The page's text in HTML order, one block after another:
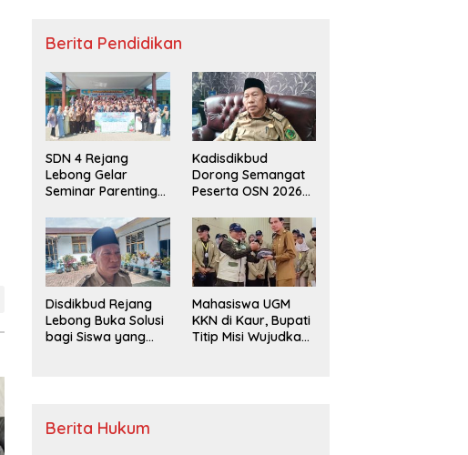
Berita Pendidikan
SDN 4 Rejang
Lebong Gelar
Seminar Parenting
Bullying,
Kadisdikbud: Patut
Jadi Contoh
Kadisdikbud
Dorong Semangat
Peserta OSN 2026
Disdikbud Rejang
Lebong Buka Solusi
bagi Siswa yang
Mahasiswa UGM
KKN di Kaur, Bupati
Titip Misi Wujudkan
Berita Hukum